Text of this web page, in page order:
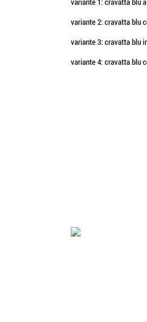
variante 2: cravatta blu
variante 3: cravatta blu
variante 4: cravatta blu